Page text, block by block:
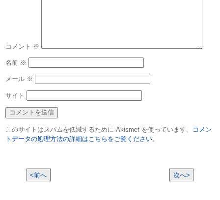
コメント ※
名前 ※
メール ※
サイト
このサイトはスパムを低減するために Akismet を使っています。
コメン
トデータの処理方法の詳細はこちらをご覧ください。
<前へ 次へ>